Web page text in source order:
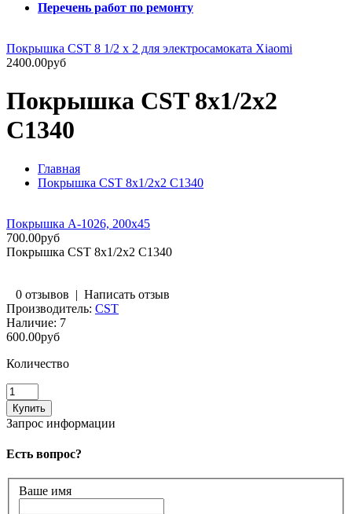
Перечень работ по ремонту
Покрышка CST 8 1/2 x 2 для электросамоката Xiaomi
2400.00руб
Покрышка CST 8x1/2x2
C1340
Главная
Покрышка CST 8x1/2x2 C1340
Покрышка А-1026, 200х45
700.00руб
Покрышка CST 8x1/2x2 C1340
0 отзывов | Написать отзыв
Производитель: CST
Наличие: 7
600.00руб
Количество
Запрос информации
Есть вопрос?
Ваше имя